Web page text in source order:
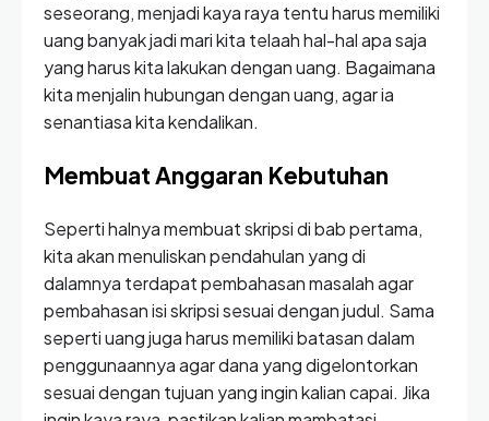
seseorang, menjadi kaya raya tentu harus memiliki
uang banyak jadi mari kita telaah hal-hal apa saja
yang harus kita lakukan dengan uang. Bagaimana
kita menjalin hubungan dengan uang, agar ia
senantiasa kita kendalikan.
Membuat Anggaran Kebutuhan
Seperti halnya membuat skripsi di bab pertama,
kita akan menuliskan pendahulan yang di
dalamnya terdapat pembahasan masalah agar
pembahasan isi skripsi sesuai dengan judul. Sama
seperti uang juga harus memiliki batasan dalam
penggunaannya agar dana yang digelontorkan
sesuai dengan tujuan yang ingin kalian capai. Jika